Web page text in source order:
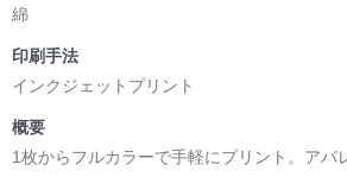
綿
印刷手法
インクジェットプリント
概要
1枚からフルカラーで手軽にプリント。アパ